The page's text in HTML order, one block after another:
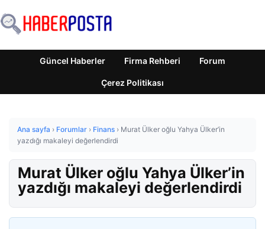
Güncel Haberler Firma Rehberi Forum
Çerez Politikası
Ana sayfa › Forumlar › Finans › Murat Ülker oğlu Yahya Ülker’in
yazdığı makaleyi değerlendirdi
Murat Ülker oğlu Yahya Ülker’in
yazdığı makaleyi değerlendirdi